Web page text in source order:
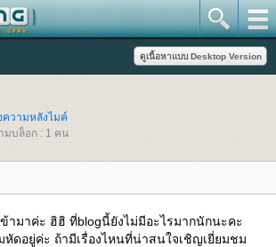
ความหลังไมค์
มบล็อก : 1 คน
ามาค่ะ ฮิฮิ ที่blogนี้ยังไม่มีอะไรมากนักนะคะ
หัดอยู่ค่ะ ถ้ามีเรื่องไหนที่น่าสนใจเชิญเยี่ยมชม